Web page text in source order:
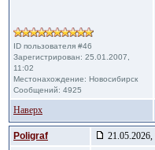
ID пользователя #46
Зарегистрирован: 25.01.2007,
11:02
Местонахождение: Новосибирск
Сообщений: 4925
Наверх
Poligraf 21.05.2026,